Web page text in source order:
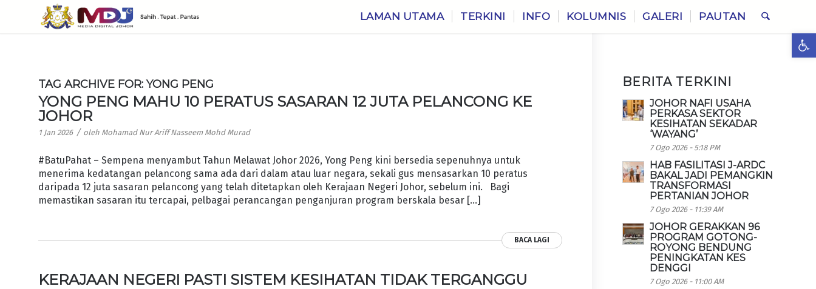
LAMAN UTAMA TERKINI INFO KOLUMNIS GALERI PAUTAN
TAG ARCHIVE FOR:YONG PENG
YONG PENG MAHU 10 PERATUS SASARAN 12 JUTA PELANCONG KE
JOHOR
1 Jan 2026 / oleh Mohamad Nur Ariff Nasseem Mohd Murad
#BatuPahat – Sempena menyambut Tahun Melawat Johor 2026, Yong Peng kini bersedia sepenuhnya untuk
menerima kedatangan pelancong sama ada dari dalam atau luar negara, sekali gus mensasarkan 10 peratus
daripada 12 juta sasaran pelancong yang telah ditetapkan oleh Kerajaan Negeri Johor, sebelum ini. Bagi
memastikan sasaran itu tercapai, pelbagai perancangan penganjuran program berskala besar […]
BACA LAGI
KERAJAAN NEGERI PASTI SISTEM KESIHATAN TIDAK TERGANGGU
BERITA TERKINI
JOHOR NAFI USAHA
PERKASA SEKTOR
KESIHATAN SEKADAR
‘WAYANG’
7 Ogo 2026 - 5:18 PM
HAB FASILITASI J-ARDC
BAKAL JADI PEMANGKIN
TRANSFORMASI
PERTANIAN JOHOR
7 Ogo 2026 - 11:39 AM
JOHOR GERAKKAN 96
PROGRAM GOTONG-
ROYONG BENDUNG
PENINGKATAN KES
DENGGI
7 Ogo 2026 - 11:00 AM